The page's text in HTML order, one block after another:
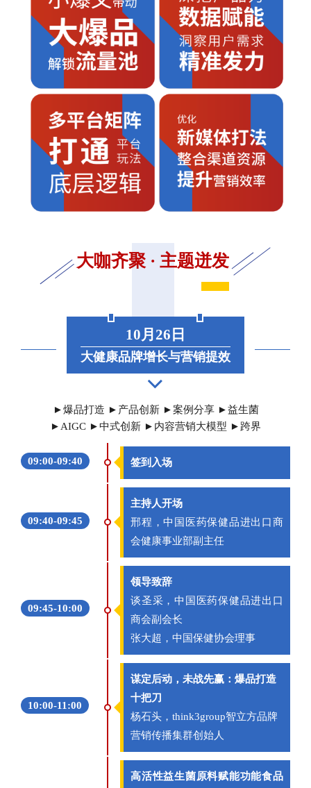
大咖齐聚 · 主题迸发
10月26日
大健康品牌增长与营销提效
►爆品打造 ►产品创新 ►案例分享 ►益生菌
►AIGC ►中式创新 ►内容营销大模型 ►跨界
09:00-09:40 签到入场
09:40-09:45
主持人开场
邢程，中国医药保健品进出口商
会健康事业部副主任
09:45-10:00
领导致辞
谈圣采，中国医药保健品进出口
商会副会长
张大超，中国保健协会理事
10:00-11:00
谋定后动，未战先赢：爆品打造
十把刀
杨石头，think3group智立方品牌
营销传播集群创始人
高活性益生菌原料赋能功能食品